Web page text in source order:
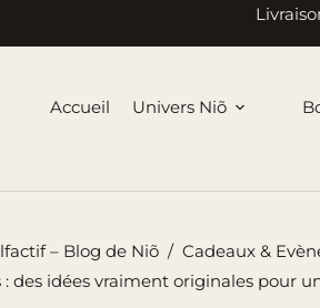
Accueil Univers Niõ
– Blog de Niõ / Cadeaux &
: des idées vraiment originales pour